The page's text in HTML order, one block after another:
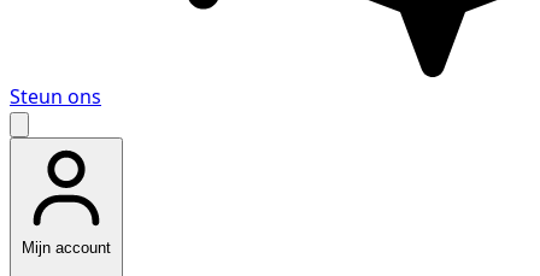
Steun ons
Mijn account